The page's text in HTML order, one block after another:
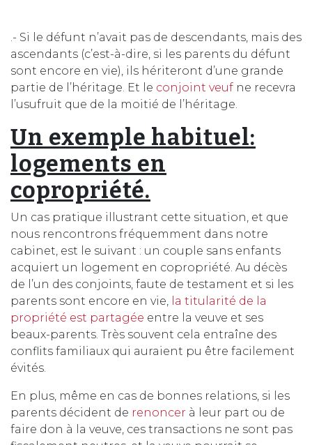
.- Si le défunt n’avait pas de descendants, mais des
ascendants (c’est-à-dire, si les parents du défunt
sont encore en vie), ils hériteront d’une grande
partie de l’héritage. Et le conjoint veuf ne recevra
l’usufruit que de la moitié de l’héritage.
Un exemple habituel:
logements en
copropriété.
Un cas pratique illustrant cette situation, et que
nous rencontrons fréquemment dans notre
cabinet, est le suivant : un couple sans enfants
acquiert un logement en copropriété. Au décès
de l’un des conjoints, faute de testament et si les
parents sont encore en vie,
la titularité de la
propriété est partagée entre la veuve et ses
beaux-parents. Très souvent cela entraîne des
conflits familiaux qui auraient pu être facilement
évités.
En plus, même en cas de bonnes relations, si les
parents décident de renoncer à leur part ou de
faire don à la veuve, ces transactions ne sont pas